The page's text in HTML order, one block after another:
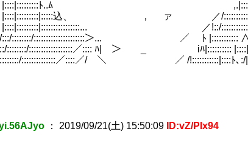
ﾄ..ﾑ
込、 ， ァ ／/:::::::::::::|::::::〕:| 問
／!::/::::::::::::::∧//!:{ 釘
:::::::::::::::::::::＞... ／ ﾄ |::::::::::: ∧/
::::::::::::::::::／:::: ﾊ| ＞ _ iﾊ|::::::::::
::::::::::::::／::::／/ ＼ ／ /!:::::::::::|::::ﾄ､:/
： 2019/09/21(土) 15:50:09 ID:vZ/PIx94